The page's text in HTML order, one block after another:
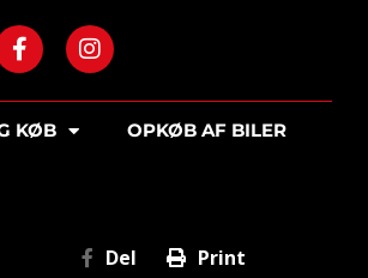
KØB OPKØB AF BILER
Del Print